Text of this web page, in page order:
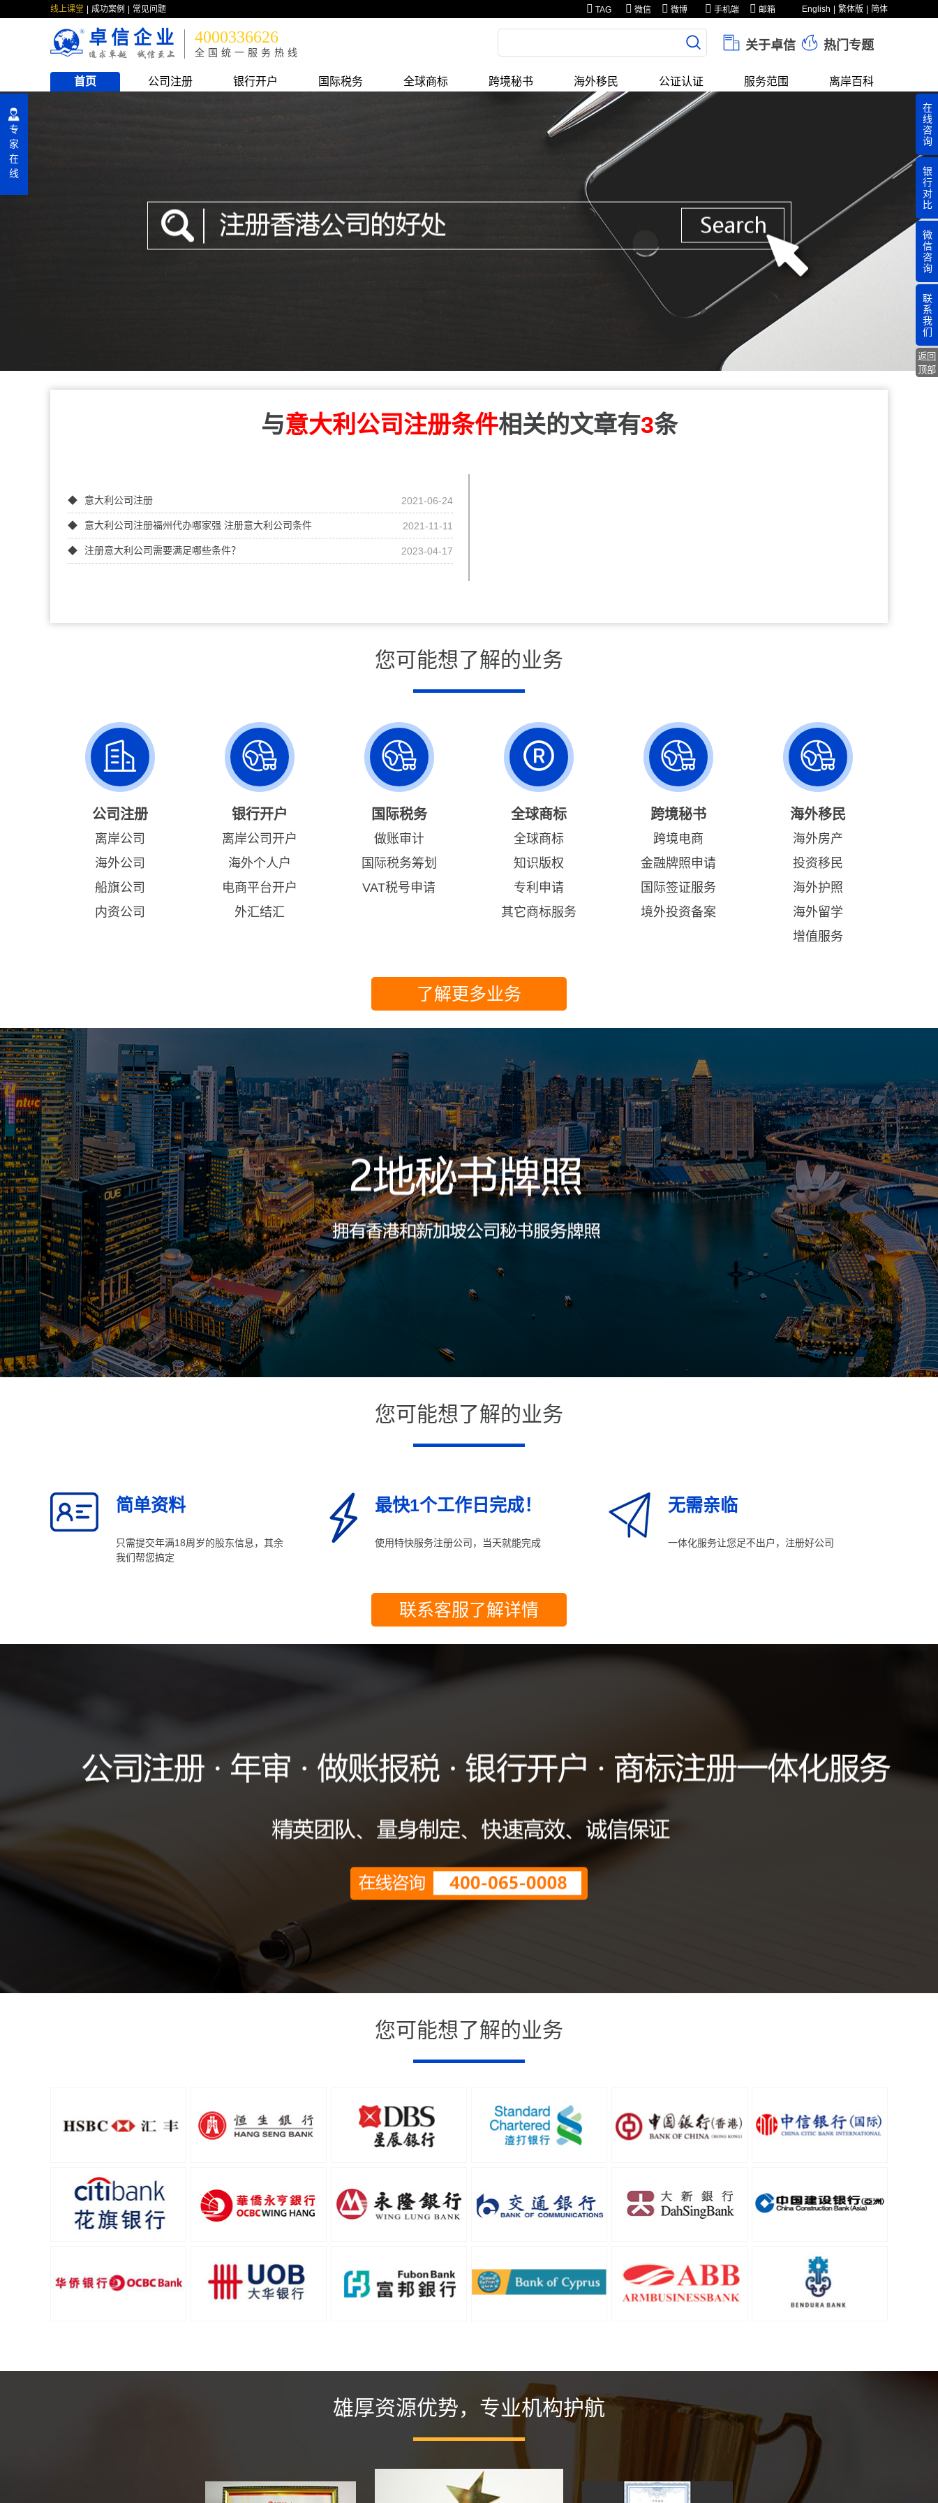
线上课堂 成功案例 常见问题 English 繁体版 简体
TAG 微信 微博 手机端 邮箱
卓信企业 4000336626
全国统一服务热线
关于卓信 热门专题
首页 公司注册 银行开户 国际税务 全球商标 跨境秘书 海外移民 公证认证 服务范围 离岸百科
与意大利公司注册条件相关的文章有3条
意大利公司注册 2021-06-24
意大利公司注册福州代办哪家强 注册意大利公司条件 2021-11-11
注册意大利公司需要满足哪些条件？ 2023-04-17
您可能想了解的业务
公司注册
离岸公司
海外公司
船旗公司
内资公司
银行开户
离岸公司开户
海外个人户
电商平台开户
外汇结汇
国际税务
做账审计
国际税务筹划
VAT税号申请
全球商标
全球商标
知识版权
专利申请
其它商标服务
跨境秘书
跨境电商
金融牌照申请
国际签证服务
境外投资备案
海外移民
海外房产
投资移民
海外护照
海外留学
增值服务
了解更多业务
您可能想了解的业务
简单资料
只需提交年满18周岁的股东信息，其余
我们帮您搞定
最快1个工作日完成！
使用特快服务注册公司，当天就能完成
无需亲临
一体化服务让您足不出户，注册好公司
联系客服了解详情
您可能想了解的业务
雄厚资源优势，专业机构护航
专
家
在
线
在
线
咨
询
银
行
对
比
微
信
咨
询
联
系
我
们
返回
顶部